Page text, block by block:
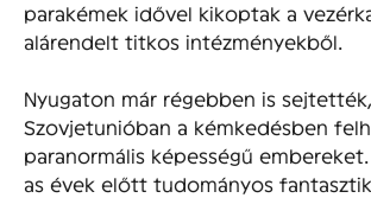
parakémek idővel kikoptak a
alárendelt titkos intézményekből.
Nyugaton már régebben is
Szovjetunióban a kémkedésben
paranormális képességű
as évek előtt tudományos